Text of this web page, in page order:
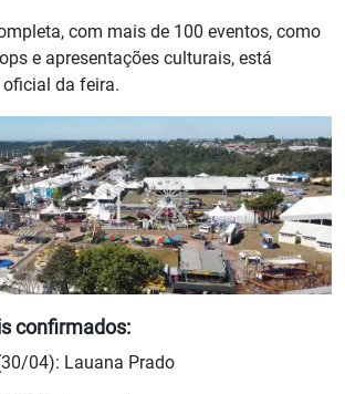
com mais de 100 eventos, como
e apresentações culturais, está
da feira.
confirmados:
04): Lauana Prado